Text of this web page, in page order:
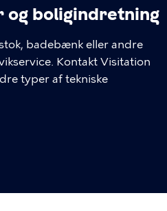
og boligindretning
badebænk eller andre
Kontakt Visitation
typer af tekniske